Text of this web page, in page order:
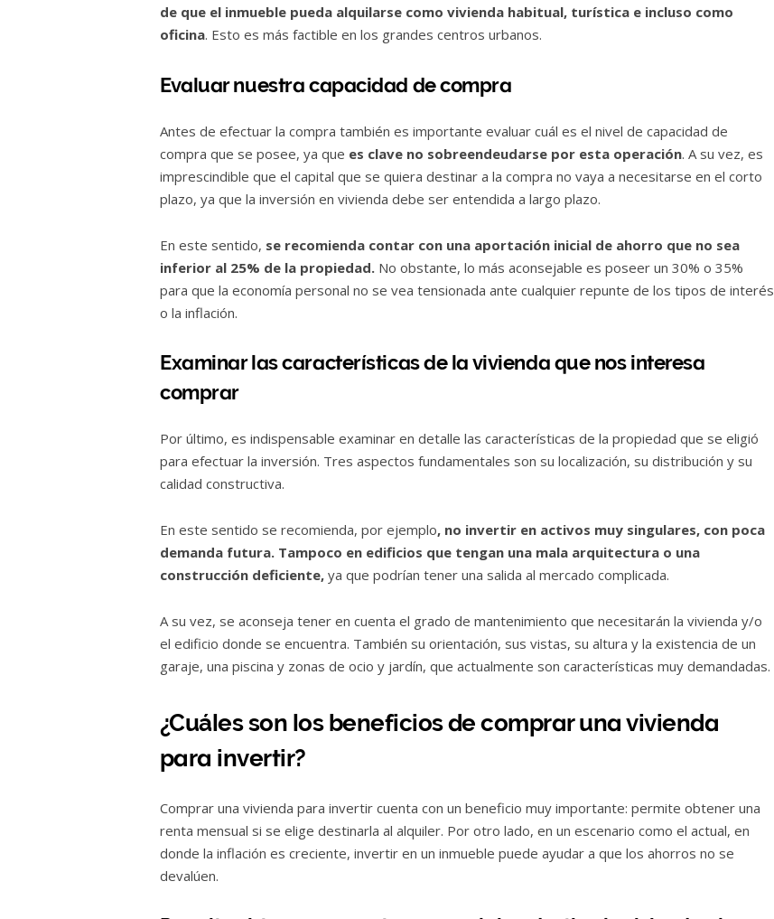
de que el inmueble pueda alquilarse como vivienda habitual, turística e incluso como
oficina. Esto es más factible en los grandes centros urbanos.
Evaluar nuestra capacidad de compra
Antes de efectuar la compra también es importante evaluar cuál es el nivel de capacidad de
compra que se posee, ya que es clave no sobreendeudarse por esta operación. A su vez, es
imprescindible que el capital que se quiera destinar a la compra no vaya a necesitarse en el corto
plazo, ya que la inversión en vivienda debe ser entendida a largo plazo.
En este sentido, se recomienda contar con una aportación inicial de ahorro que no sea
inferior al 25% de la propiedad. No obstante, lo más aconsejable es poseer un 30% o 35%
para que la economía personal no se vea tensionada ante cualquier repunte de los tipos de interés
o la inflación.
Examinar las características de la vivienda que nos interesa
comprar
Por último, es indispensable examinar en detalle las características de la propiedad que se eligió
para efectuar la inversión. Tres aspectos fundamentales son su localización, su distribución y su
calidad constructiva.
En este sentido se recomienda, por ejemplo, no invertir en activos muy singulares, con poca
demanda futura. Tampoco en edificios que tengan una mala arquitectura o una
construcción deficiente, ya que podrían tener una salida al mercado complicada.
A su vez, se aconseja tener en cuenta el grado de mantenimiento que necesitarán la vivienda y/o
el edificio donde se encuentra. También su orientación, sus vistas, su altura y la existencia de un
garaje, una piscina y zonas de ocio y jardín, que actualmente son características muy demandadas.
¿Cuáles son los beneficios de comprar una vivienda
para invertir?
Comprar una vivienda para invertir cuenta con un beneficio muy importante: permite obtener una
renta mensual si se elige destinarla al alquiler. Por otro lado, en un escenario como el actual, en
donde la inflación es creciente, invertir en un inmueble puede ayudar a que los ahorros no se
devalúen.